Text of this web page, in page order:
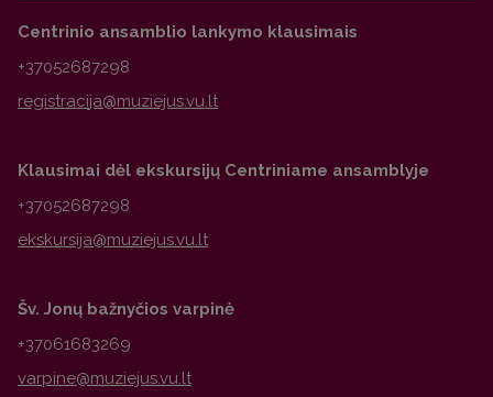
Centrinio ansamblio lankymo klausimais
+37052687298
Klausimai dėl ekskursijų Centriniame ansamblyje
+37052687298
Šv. Jonų bažnyčios varpinė
+37061683269